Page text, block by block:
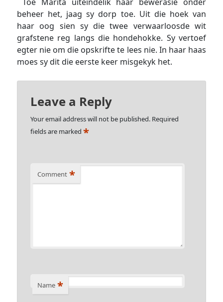
Toe Marita uiteindelik haar bewerasie onder
beheer het, jaag sy dorp toe. Uit die hoek van
haar oog sien sy die twee verwaarloosde wit
grafstene reg langs die hondehokke. Sy vertoef
egter nie om die opskrifte te lees nie. In haar haas
moes sy dit die eerste keer misgekyk het.
Leave a Reply
Your email address will not be published. Required
fields are marked*
Comment *
Name *